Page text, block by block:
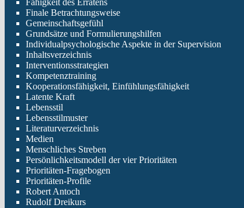
Fähigkeit des Erratens
Finale Betrachtungsweise
Gemeinschaftsgefühl
Grundsätze und Formulierungshilfen
Individualpsychologische Aspekte in der Supervision
Inhaltsverzeichnis
Interventionsstrategien
Kompetenztraining
Kooperationsfähigkeit, Einfühlungsfähigkeit
Latente Kraft
Lebensstil
Lebensstilmuster
Literaturverzeichnis
Medien
Menschliches Streben
Persönlichkeitsmodell der vier Prioritäten
Prioritäten-Fragebogen
Prioritäten-Profile
Robert Antoch
Rudolf Dreikurs